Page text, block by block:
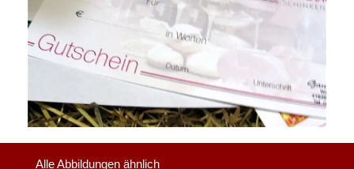
Alle Abbildungen ähnlich